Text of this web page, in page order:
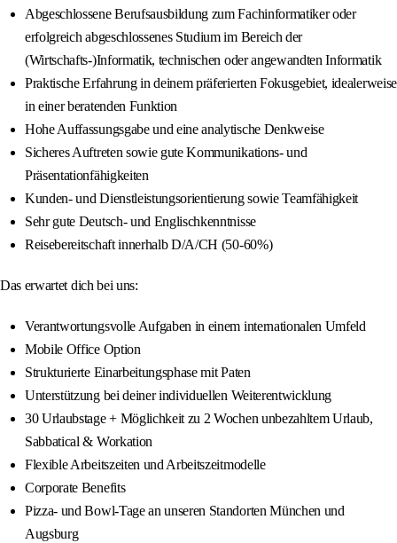
Abgeschlossene Berufsausbildung zum Fachinformatiker oder
erfolgreich abgeschlossenes Studium im Bereich der
(Wirtschafts-)Informatik, technischen oder angewandten Informatik
Praktische Erfahrung in deinem präferierten Fokusgebiet, idealerweise
in einer beratenden Funktion
Hohe Auffassungsgabe und eine analytische Denkweise
Sicheres Auftreten sowie gute Kommunikations- und
Präsentationfähigkeiten
Kunden- und Dienstleistungsorientierung sowie Teamfähigkeit
Sehr gute Deutsch- und Englischkenntnisse
Reisebereitschaft innerhalb D/A/CH (50-60%)
Das erwartet dich bei uns:
Verantwortungsvolle Aufgaben in einem internationalen Umfeld
Mobile Office Option
Strukturierte Einarbeitungsphase mit Paten
Unterstützung bei deiner individuellen Weiterentwicklung
30 Urlaubstage + Möglichkeit zu 2 Wochen unbezahltem Urlaub,
Sabbatical & Workation
Flexible Arbeitszeiten und Arbeitszeitmodelle
Corporate Benefits
Pizza- und Bowl-Tage an unseren Standorten München und
Augsburg